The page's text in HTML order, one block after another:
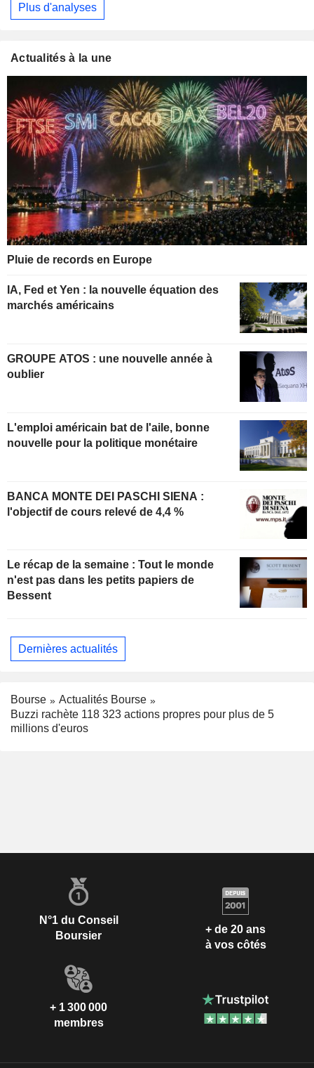
Plus d'analyses
Actualités à la une
Pluie de records en Europe
IA, Fed et Yen : la nouvelle équation des
marchés américains
GROUPE ATOS : une nouvelle année à
oublier
L'emploi américain bat de l'aile, bonne
nouvelle pour la politique monétaire
BANCA MONTE DEI PASCHI SIENA :
l'objectif de cours relevé de 4,4 %
Le récap de la semaine : Tout le monde
n'est pas dans les petits papiers de
Bessent
Dernières actualités
Bourse
Actualités Bourse
Buzzi rachète 118 323 actions propres pour plus de 5
millions d'euros
N°1 du Conseil
Boursier
+ de 20 ans
à vos côtés
+ 1 300 000
membres